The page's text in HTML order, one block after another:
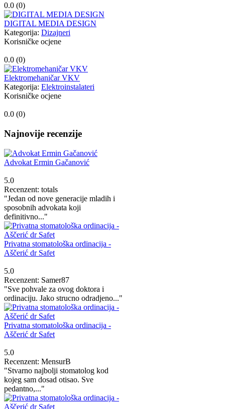
0.0 (0)
DIGITAL MEDIA DESIGN
Kategorija: Dizajneri
Korisničke ocjene
0.0 (0)
Elektromehaničar VKV
Kategorija: Elektroinstalateri
Korisničke ocjene
0.0 (0)
Najnovije recenzije
Advokat Ermin Gačanović
5.0
Recenzent: totals
"Jedan od nove generacije mladih i
sposobnih advokata koji
definitivno..."
Privatna stomatološka ordinacija -
Aščerić dr Safet
5.0
Recenzent: Samer87
"Sve pohvale za ovog doktora i
ordinaciju. Jako strucno odradjeno..."
Privatna stomatološka ordinacija -
Aščerić dr Safet
5.0
Recenzent: MensurB
"Stvarno najbolji stomatolog kod
kojeg sam dosad otisao. Sve
pedantno,..."